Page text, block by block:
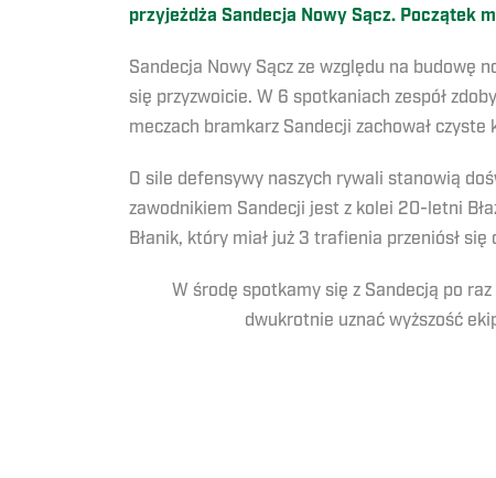
przyjeżdża Sandecja Nowy Sącz. Początek
Sandecja Nowy Sącz ze względu na budowę
się przyzwoicie. W 6 spotkaniach zespół
meczach bramkarz Sandecji zachował czyste
O sile defensywy naszych rywali stanowią
zawodnikiem Sandecji jest z kolei 20-letni
Błanik, który miał już 3 trafienia przeniósł się
W środę spotkamy się z Sandecją po
dwukrotnie uznać wyższość